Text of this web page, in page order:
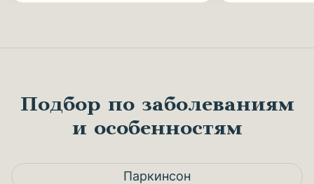
Подбор по заболеваниям
и особенностям
Паркинсон